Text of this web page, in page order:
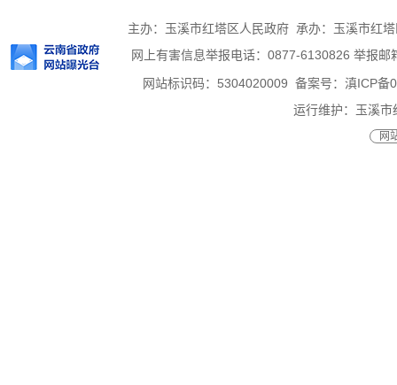
主办：玉溪市红塔区人民政府 承办：玉溪市红
网上有害信息举报电话：0877-6130826 举报邮
网站标识码：5304020009备案号：滇ICP备
运行维护：玉溪
网